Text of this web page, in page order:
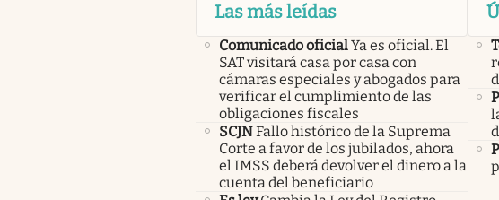
Las más leídas
Comunicado oficialYa es oficial. El
SAT visitará casa por casa con
cámaras especiales y abogados para
verificar el cumplimiento de las
obligaciones fiscales
SCJNFallo histórico de la Suprema
Corte a favor de los jubilados, ahora
el IMSS deberá devolver el dinero a la
cuenta del beneficiario